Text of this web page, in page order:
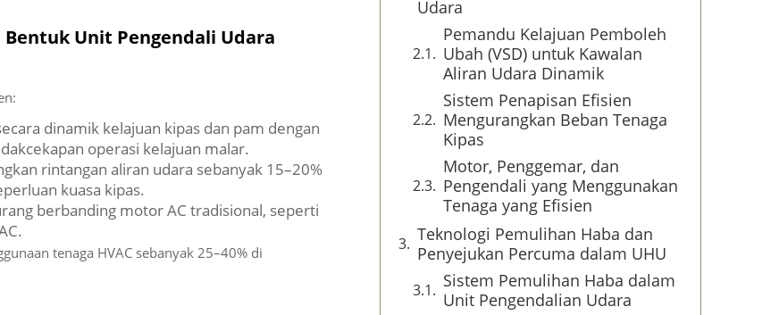
Bentuk Unit Pengendali Udara
dinamik kelajuan kipas dan pam dengan
operasi kelajuan malar.
rintangan aliran udara sebanyak 15–20%
kuasa kipas.
berbanding motor AC tradisional, seperti
tenaga HVAC sebanyak 25–40% di
Udara
Pemandu Kelajuan Pemboleh
Ubah (VSD) untuk Kawalan
Aliran Udara Dinamik
Sistem Penapisan Efisien
Mengurangkan Beban Tenaga
Kipas
Motor, Penggemar, dan
Pengendali yang Menggunakan
Tenaga yang Efisien
Teknologi Pemulihan Haba dan
Penyejukan Percuma dalam UHU
Sistem Pemulihan Haba dalam
Unit Pengendalian Udara